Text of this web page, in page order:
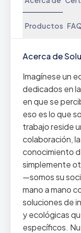
Productos
Acerca de
Imagínese un
dedicados en
en que se
eso es lo que
trabajo reside
colaboración,
conocimiento
simplemente
—somos su
mano a mano
soluciones de
y ecológicas
específicos.